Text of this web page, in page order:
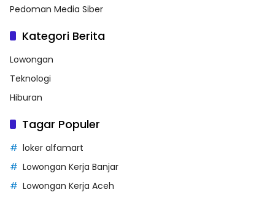
Pedoman Media Siber
Kategori Berita
Lowongan
Teknologi
Hiburan
Tagar Populer
loker alfamart
Lowongan Kerja Banjar
Lowongan Kerja Aceh